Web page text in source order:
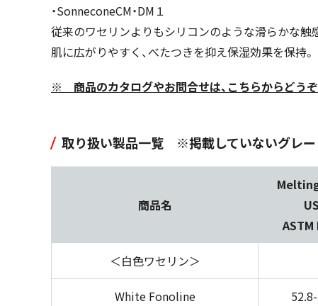
・SonneconeCM・DM１
従来のワセリンよりもシリコンのような滑らかな触
肌に広がりやすく、べたつきを抑え保湿効果を保持。
※ 商品のカタログやお問合せは、こちらからどう
取り扱い製品一覧 ※掲載していないグレー
商品名
ASTM
＜白色ワセリン＞
White Fonoline